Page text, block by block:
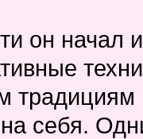
он начал
традициям
себя.